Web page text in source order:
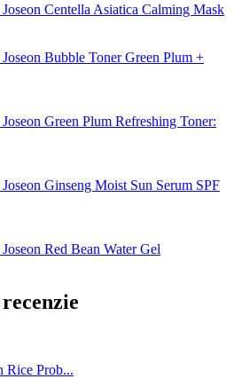
Centella Asiatica Calming Mask
Bubble Toner Green Plum +
Green Plum Refreshing Toner:
Ginseng Moist Sun Serum SPF
Red Bean Water Gel
Rice Prob...